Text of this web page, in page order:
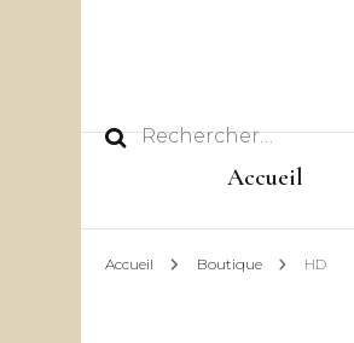
Rechercher :
Accueil
Accueil Boutique HD